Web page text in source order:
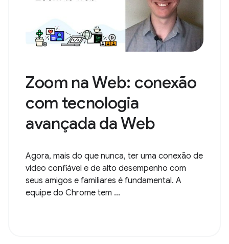
Zoom na Web: conexão
com tecnologia
avançada da Web
Agora, mais do que nunca, ter uma conexão de
vídeo confiável e de alto desempenho com
seus amigos e familiares é fundamental. A
equipe do Chrome tem ...